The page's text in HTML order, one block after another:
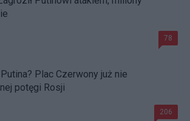
78
Plac Czerwony już nie
potęgi Rosji
206